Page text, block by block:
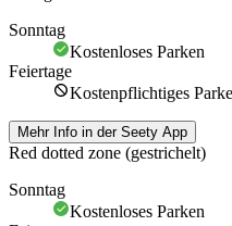
Sonntag
Kostenloses Parken
Feiertage
Kostenpflichtiges
Mehr Info in der Seety App
Red dotted zone (gestrichelt)
Sonntag
Kostenloses Parken